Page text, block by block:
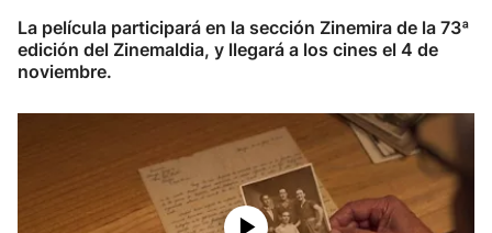
La película participará en la sección Zinemira de la 73ª
edición del Zinemaldia, y llegará a los cines el 4 de
noviembre.